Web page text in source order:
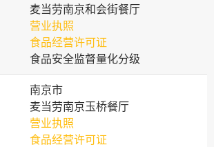
麦当劳南京和会街餐厅
营业执照
食品经营许可证
食品安全监督量化分级
南京市
麦当劳南京玉桥餐厅
营业执照
食品经营许可证